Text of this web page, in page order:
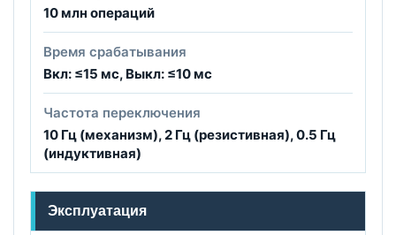
10 млн операций
Время срабатывания
Вкл: ≤15 мс, Выкл: ≤10 мс
Частота переключения
10 Гц (механизм), 2 Гц (резистивная), 0.5 Гц
(индуктивная)
Эксплуатация